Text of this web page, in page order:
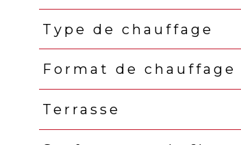
Type de chauffage
Format de chauffage
Terrasse